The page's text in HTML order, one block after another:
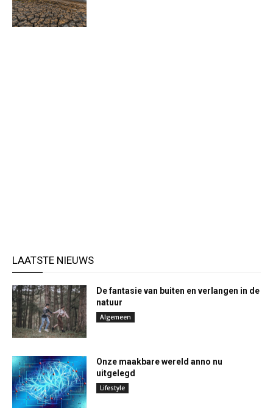
LAATSTE NIEUWS
De fantasie van buiten en verlangen in de
natuur
Algemeen
Onze maakbare wereld anno nu
uitgelegd
Lifestyle